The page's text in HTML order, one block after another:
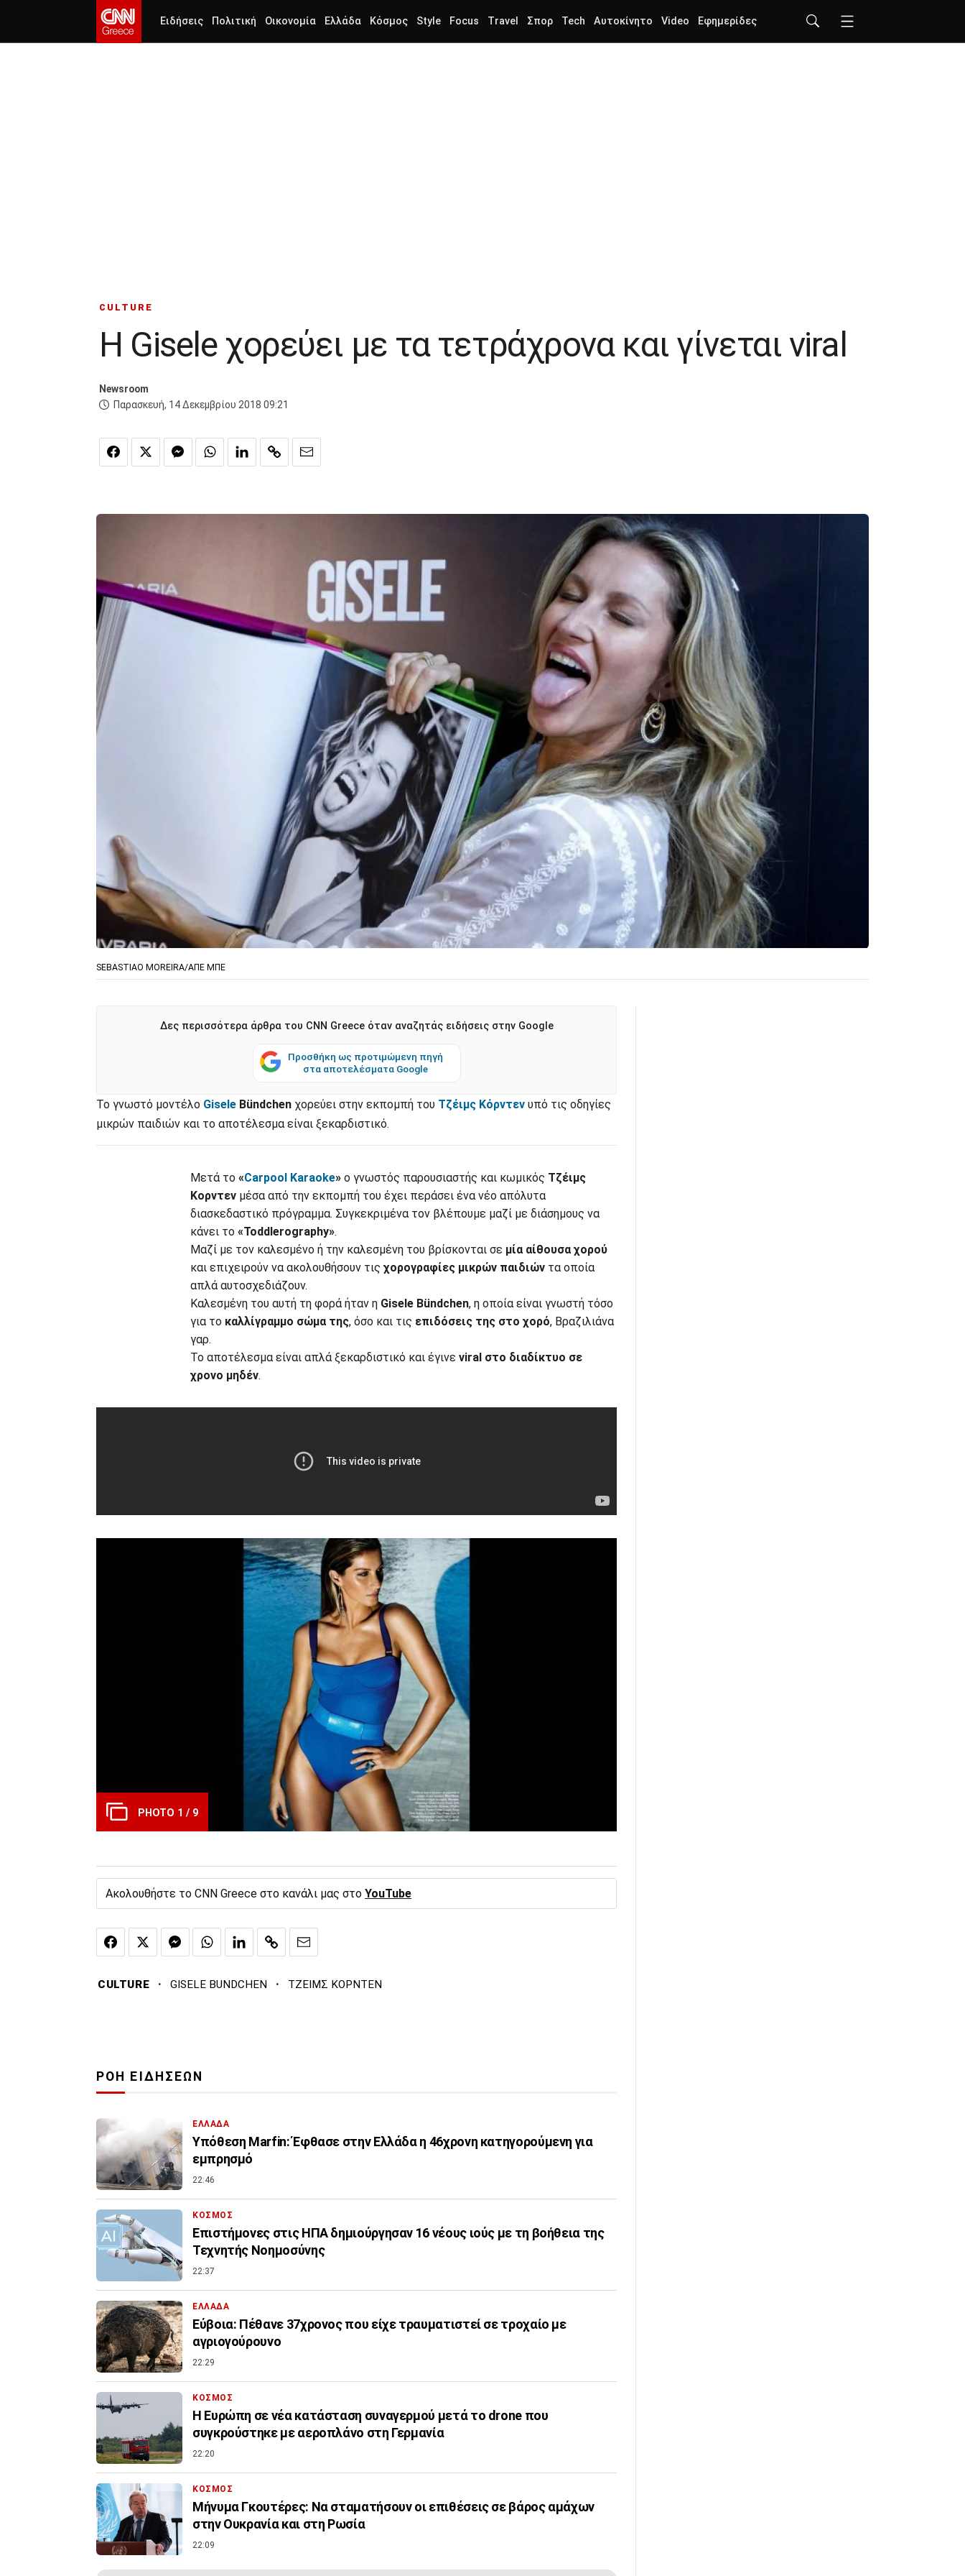
Ειδήσεις Πολιτική Οικονομία Ελλάδα Κόσμος Style Focus Travel Σπορ Tech Αυτοκίνητο Video Εφημερίδες
CULTURE
Η Gisele χορεύει με τα τετράχρονα και γίνεται viral
Newsroom
Παρασκευή, 14 Δεκεμβρίου 2018 09:21
SEBASTIAO MOREIRA/ΑΠΕ ΜΠΕ
Δες περισσότερα άρθρα του CNN Greece όταν αναζητάς ειδήσεις στην Google
Προσθήκη ως προτιμώμενη πηγή
στα αποτελέσματα Google
Το γνωστό μοντέλο Gisele Bündchen χορεύει στην εκπομπή του Τζέιμς Κόρντεν υπό τις οδηγίες
μικρών παιδιών και το αποτέλεσμα είναι ξεκαρδιστικό.
Μετά το «Carpool Karaoke»ο γνωστός παρουσιαστής και κωμικός Τζέιμς
Κορντενμέσα από την εκπομπή του έχει περάσει ένα νέο απόλυτα
διασκεδαστικό πρόγραμμα. Συγκεκριμένα τον βλέπουμε μαζί με διάσημους να
κάνει το «Toddlerography».
Μαζί με τον καλεσμένο ή την καλεσμένη του βρίσκονται σε μία αίθουσα χορού
και επιχειρούν να ακολουθήσουν τις χορογραφίες μικρών παιδιώντα οποία
απλά αυτοσχεδιάζουν.
Καλεσμένη του αυτή τη φορά ήταν η Gisele Bündchen, η οποία είναι γνωστή τόσο
για το καλλίγραμμο σώμα της, όσο και τις επιδόσεις της στο χορό, Βραζιλιάνα
γαρ.
Το αποτέλεσμα είναι απλά ξεκαρδιστικό και έγινε viral στο διαδίκτυο σε
χρονο μηδέν.
PHOTO 1 / 9
Ακολουθήστε το CNN Greece στο κανάλι μας στο YouTube
CULTURE · GISELE BUNDCHEN · ΤΖΕΙΜΣ ΚΟΡΝΤΕΝ
ΡΟΗ ΕΙΔΗΣΕΩΝ
ΕΛΛΑΔΑ
Υπόθεση Marfin: Έφθασε στην Ελλάδα η 46χρονη κατηγορούμενη για
εμπρησμό
22:46
ΚΟΣΜΟΣ
Επιστήμονες στις ΗΠΑ δημιούργησαν 16 νέους ιούς με τη βοήθεια της
Τεχνητής Νοημοσύνης
22:37
ΕΛΛΑΔΑ
Εύβοια: Πέθανε 37χρονος που είχε τραυματιστεί σε τροχαίο με
αγριογούρουνο
22:29
ΚΟΣΜΟΣ
Η Ευρώπη σε νέα κατάσταση συναγερμού μετά το drone που
συγκρούστηκε με αεροπλάνο στη Γερμανία
22:20
ΚΟΣΜΟΣ
Μήνυμα Γκουτέρες: Να σταματήσουν οι επιθέσεις σε βάρος αμάχων
στην Ουκρανία και στη Ρωσία
22:09